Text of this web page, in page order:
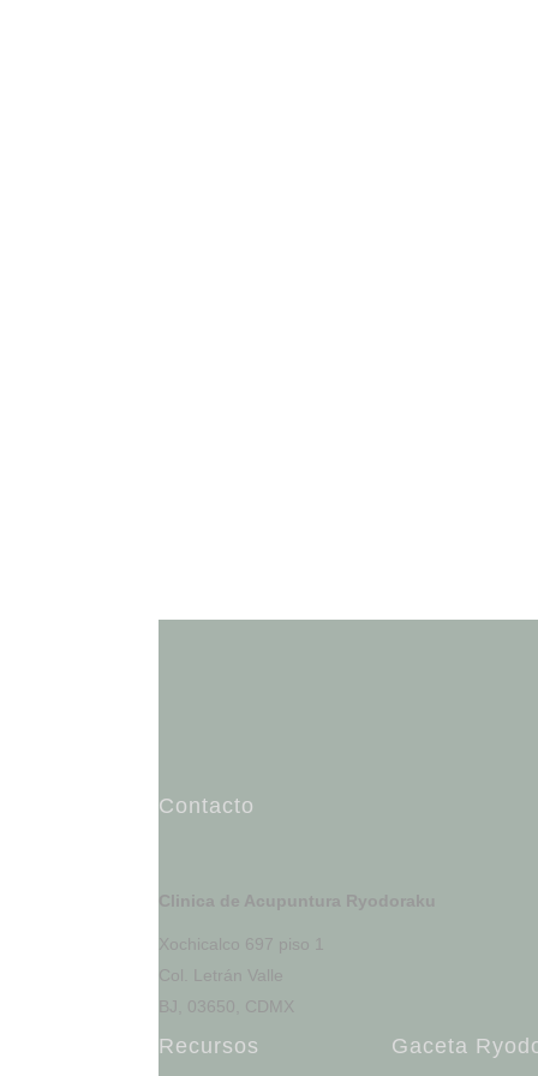
Contacto
Clinica de Acupuntura Ryodoraku
Xochicalco 697 piso 1
Col. Letrán Valle
BJ, 03650, CDMX
Recursos Gaceta